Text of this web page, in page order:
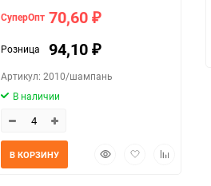
СуперОпт 70,60 ₽
Розница 94,10 ₽
Артикул: 2010/шампань
В наличии
БыстрыйДобавитьДобавить
В КОРЗИНУ